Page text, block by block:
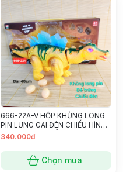
666-22A-V HỘP KHỦNG LONG
PIN LƯNG GAI ĐÈN CHIẾU HÌNH,
ĐẺ TRỨNG - NGẪU NHIÊN
340.000đ
Chọn mua